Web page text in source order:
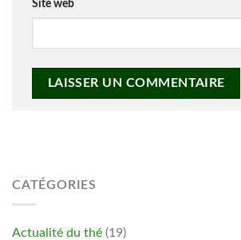
Site web
CATÉGORIES
Actualité du thé (19)